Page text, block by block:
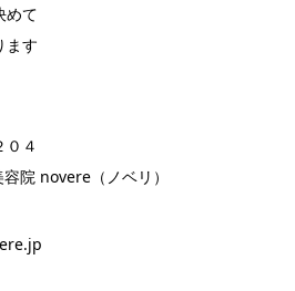
めて
ます
４
院 novere（ノベリ）